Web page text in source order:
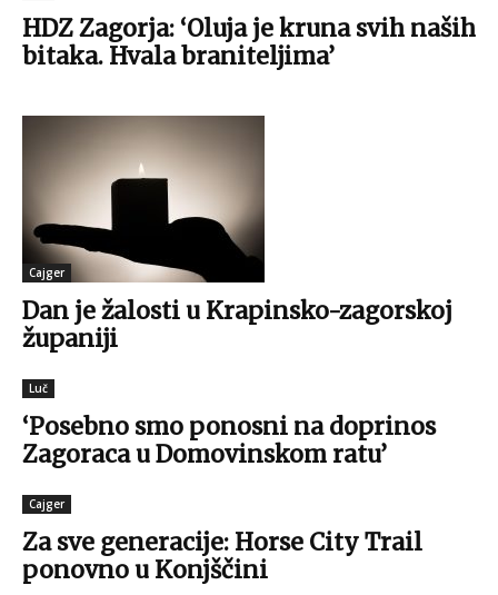
HDZ Zagorja: ‘Oluja je kruna svih naših
bitaka. Hvala braniteljima’
Cajger
Dan je žalosti u Krapinsko-zagorskoj
županiji
Luč
‘Posebno smo ponosni na doprinos
Zagoraca u Domovinskom ratu’
Cajger
Za sve generacije: Horse City Trail
ponovno u Konjščini